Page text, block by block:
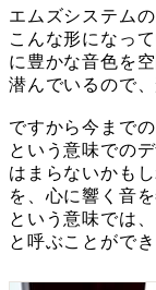
エムズシステム
こんな形になっ
に豊かな音色を
潜んでいるので
ですから今まで
という意味での
はまらないかも
を、心に響く音
という意味では
と呼ぶことがで